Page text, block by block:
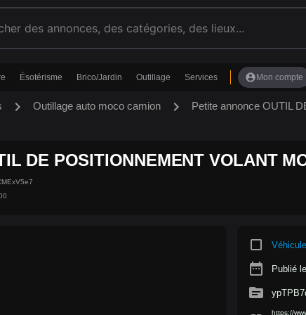
Ésotérisme Brico/Jardin Outillage Services account_circle Mon compte
chevron_right Outillage auto moco camion chevron_right Petite annonce OUTIL
DE POSITIONNEMENT VOLANT
crop_square
date_range Publié
source
https://